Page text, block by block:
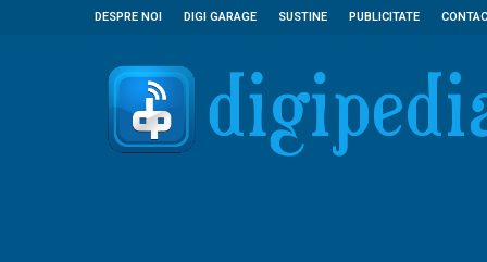
DESPRE NOI DIGI GARAGE SUSTINE PUBLICITATE